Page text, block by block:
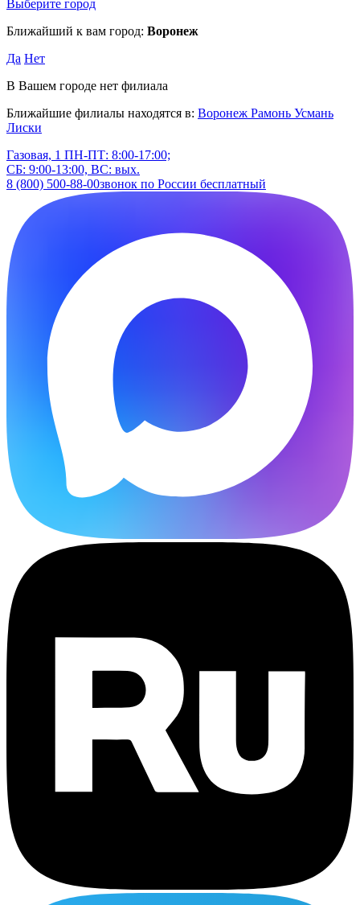
Выберите город
Ближайший к вам город: Воронеж
Да Нет
В Вашем городе нет филиала
Ближайшие филиалы находятся в: Воронеж Рамонь Усмань
Лиски
Газовая, 1 ПН-ПТ: 8:00-17:00;
СБ: 9:00-13:00, ВС: вых.
8 (800) 500-88-00звонок по России бесплатный